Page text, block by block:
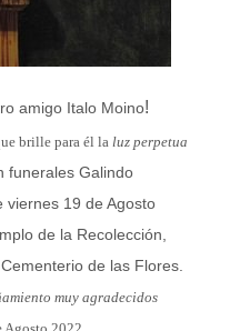
amigo Italo Moino!
brille para él la luz perpetua
funerales Galindo
viernes 19 de Agosto
de la Recolección,
de las Flores.
muy agradecidos